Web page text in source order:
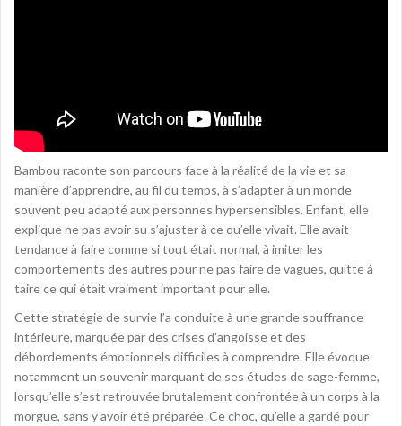
Bambou raconte son parcours face à la réalité de la vie et sa
manière d’apprendre, au fil du temps, à s’adapter à un monde
souvent peu adapté aux personnes hypersensibles. Enfant, elle
explique ne pas avoir su s’ajuster à ce qu’elle vivait. Elle avait
tendance à faire comme si tout était normal, à imiter les
comportements des autres pour ne pas faire de vagues, quitte à
taire ce qui était vraiment important pour elle.
Cette stratégie de survie l’a conduite à une grande souffrance
intérieure, marquée par des crises d’angoisse et des
débordements émotionnels difficiles à comprendre. Elle évoque
notamment un souvenir marquant de ses études de sage-femme,
lorsqu’elle s’est retrouvée brutalement confrontée à un corps à la
morgue, sans y avoir été préparée. Ce choc, qu’elle a gardé pour